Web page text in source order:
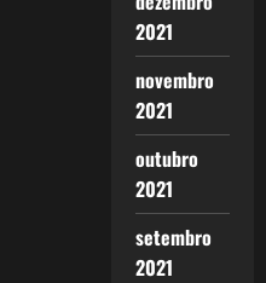
2021
novembro
2021
outubro
2021
setembro
2021